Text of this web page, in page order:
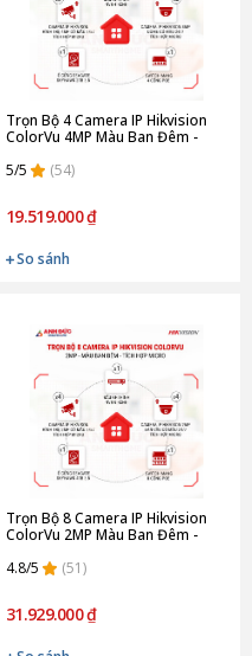
Trọn Bộ 4 Camera IP Hikvision
ColorVu 4MP Màu Ban Đêm -
5/5
(54)
19.519.000 ₫
So sánh
Trọn Bộ 8 Camera IP Hikvision
ColorVu 2MP Màu Ban Đêm -
4.8/5
(51)
31.929.000 ₫